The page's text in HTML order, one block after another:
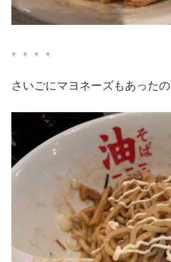
。。。。
さいごにマヨネーズもあった